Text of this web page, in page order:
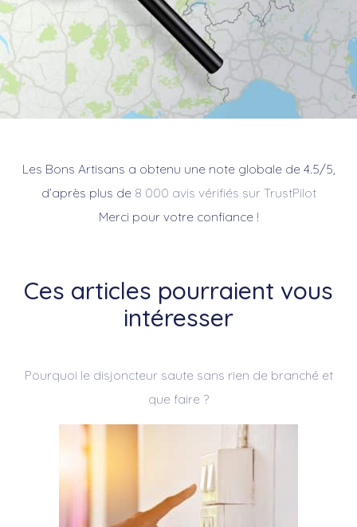
Les Bons Artisans a obtenu une note globale de 4.5/5,
d’après plus de 8 000 avis vérifiés sur TrustPilot
Merci pour votre confiance !
Ces articles pourraient vous
intéresser
Pourquoi le disjoncteur saute sans rien de branché et
que faire ?